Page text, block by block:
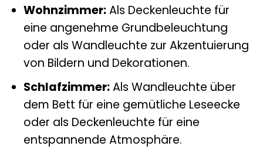
Wohnzimmer:Als Deckenleuchte für
eine angenehme Grundbeleuchtung
oder als Wandleuchte zur Akzentuierung
von Bildern und Dekorationen.
Schlafzimmer:Als Wandleuchte über
dem Bett für eine gemütliche Leseecke
oder als Deckenleuchte für eine
entspannende Atmosphäre.